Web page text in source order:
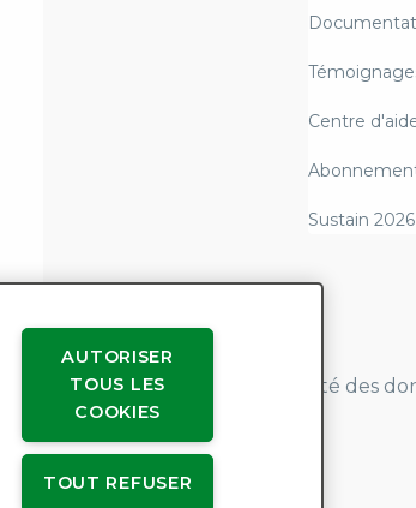
Centre
Sustain 2026
utilisateurs Confidentialité des
Paramètres des cookies
AUTORISER
TOUS LES
COOKIES
TOUT REFUSER